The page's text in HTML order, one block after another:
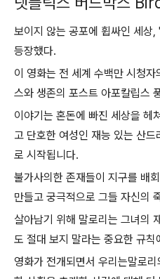
보이지 않는 공포에 휩싸인 세상
등장했다.
이 영화는 전 세계 수백만 시청
스와 생존의 포스트 아포칼립스
이야기는 혼돈에 빠진 세상을 헤
고 단호한 여성인 재능 있는 산
로 시작됩니다.
불가사의한 존재들이 지구를 배
만들고 궁극적으로 그들 자신의
살아남기 위해 말로리는 그녀의
도 절대 보지 말라는 중요한 규칙
영화가 전개되면서 우리는말로